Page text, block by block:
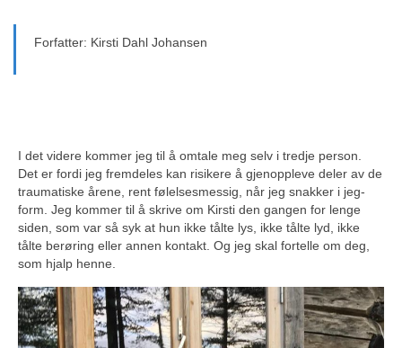
Forfatter: Kirsti Dahl Johansen
I det videre kommer jeg til å omtale meg selv i tredje person.
Det er fordi jeg fremdeles kan risikere å gjenoppleve deler av de
traumatiske årene, rent følelsesmessig, når jeg snakker i jeg-
form. Jeg kommer til å skrive om Kirsti den gangen for lenge
siden, som var så syk at hun ikke tålte lys, ikke tålte lyd, ikke
tålte berøring eller annen kontakt. Og jeg skal fortelle om deg,
som hjalp henne.